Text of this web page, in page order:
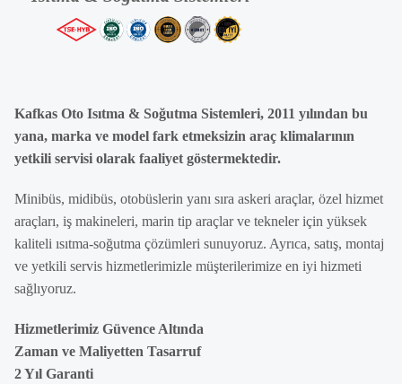
Kafkas Oto Isıtma & Soğutma Sistemleri, 2011 yılından bu
yana, marka ve model fark etmeksizin araç klimalarının
yetkili servisi olarak faaliyet göstermektedir.
Minibüs, midibüs, otobüslerin yanı sıra askeri araçlar, özel hizmet
araçları, iş makineleri, marin tip araçlar ve tekneler için yüksek
kaliteli ısıtma-soğutma çözümleri sunuyoruz. Ayrıca, satış, montaj
ve yetkili servis hizmetlerimizle müşterilerimize en iyi hizmeti
sağlıyoruz.
Hizmetlerimiz Güvence Altında
Zaman ve Maliyetten Tasarruf
2 Yıl Garanti